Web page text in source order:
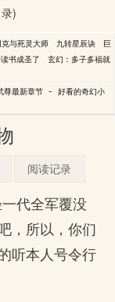
)
与死灵大师 九转星辰诀
巨
书成圣了
玄幻：多子多福就
尊最新章节 - 好看的奇幻小
阅读记录
代全军覆没
，所以，你们
听本人号令行